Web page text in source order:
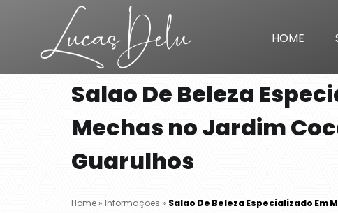
HOME
Salao De Beleza
Mechas no Jardim
Guarulhos
Home» Informações » Salao De Beleza Especializado Em